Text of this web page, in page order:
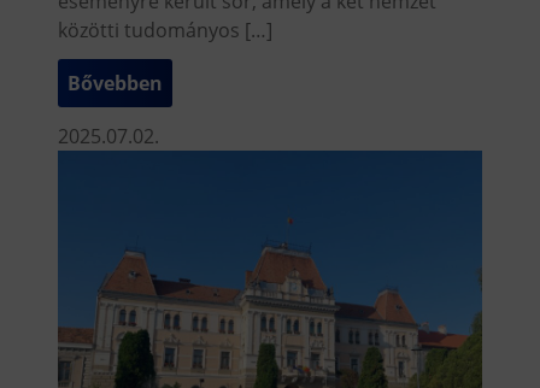
közötti tudományos […]
Bővebben
2025.07.02.